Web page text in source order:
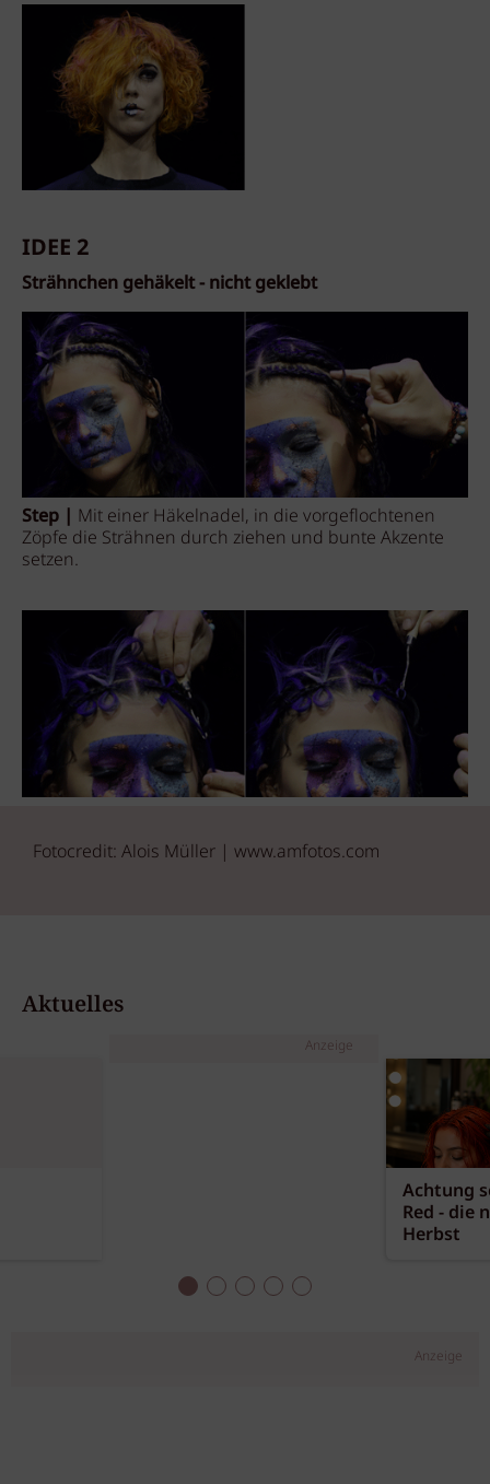
IDEE 2
Strähnchen gehäkelt - nicht geklebt
Step |
Mit einer Häkelnadel, in die vorgeflochtenen
Zöpfe die Strähnen durch ziehen und bunte Akzente
setzen.
Fotocredit: Alois Müller | www.amfotos.com
Aktuelles
Anzeige
Achtung
Red - die
Herbst
Anzeige